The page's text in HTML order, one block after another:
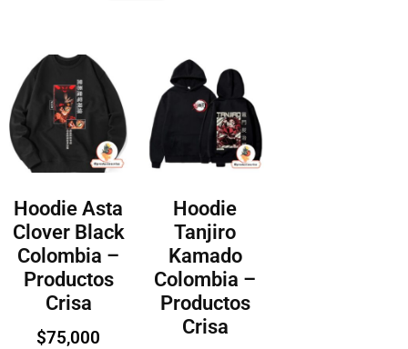
Hoodie Asta
Clover Black
Colombia –
Productos
Crisa
$75,000
Hoodie
Tanjiro
Kamado
Colombia –
Productos
Crisa